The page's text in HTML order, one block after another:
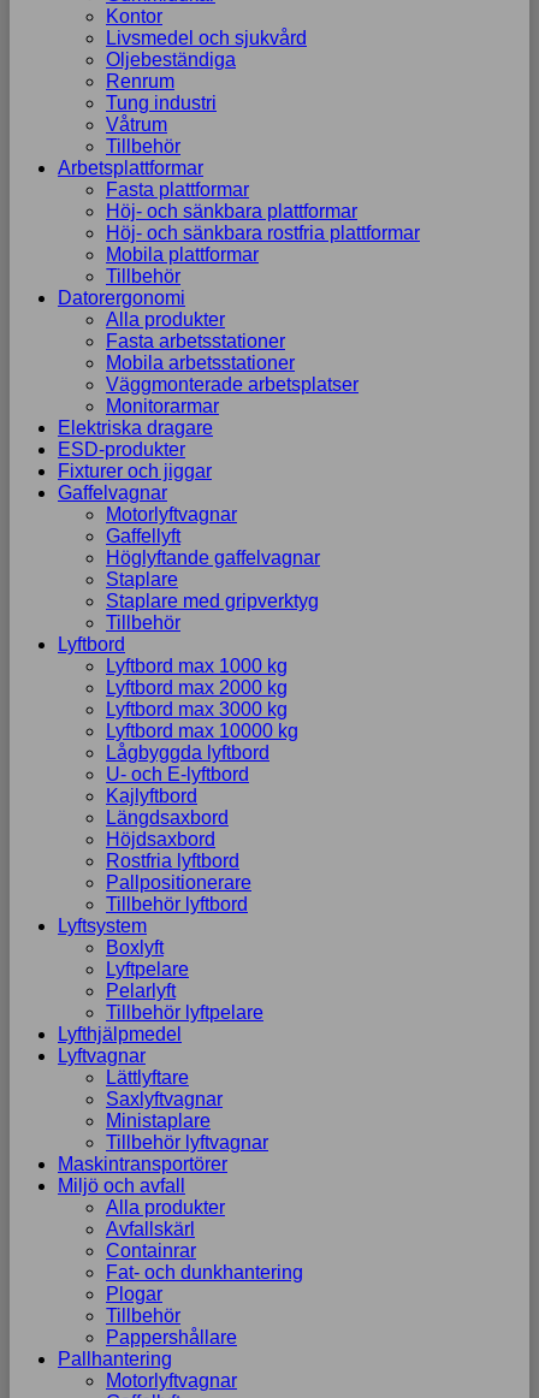
Kontor
Livsmedel och sjukvård
Oljebeständiga
Renrum
Tung industri
Våtrum
Tillbehör
Arbetsplattformar
Fasta plattformar
Höj- och sänkbara plattformar
Höj- och sänkbara rostfria plattformar
Mobila plattformar
Tillbehör
Datorergonomi
Alla produkter
Fasta arbetsstationer
Mobila arbetsstationer
Väggmonterade arbetsplatser
Monitorarmar
Elektriska dragare
ESD-produkter
Fixturer och jiggar
Gaffelvagnar
Motorlyftvagnar
Gaffellyft
Höglyftande gaffelvagnar
Staplare
Staplare med gripverktyg
Tillbehör
Lyftbord
Lyftbord max 1000 kg
Lyftbord max 2000 kg
Lyftbord max 3000 kg
Lyftbord max 10000 kg
Lågbyggda lyftbord
U- och E-lyftbord
Kajlyftbord
Längdsaxbord
Höjdsaxbord
Rostfria lyftbord
Pallpositionerare
Tillbehör lyftbord
Lyftsystem
Boxlyft
Lyftpelare
Pelarlyft
Tillbehör lyftpelare
Lyfthjälpmedel
Lyftvagnar
Lättlyftare
Saxlyftvagnar
Ministaplare
Tillbehör lyftvagnar
Maskintransportörer
Miljö och avfall
Alla produkter
Avfallskärl
Containrar
Fat- och dunkhantering
Plogar
Tillbehör
Pappershållare
Pallhantering
Motorlyftvagnar